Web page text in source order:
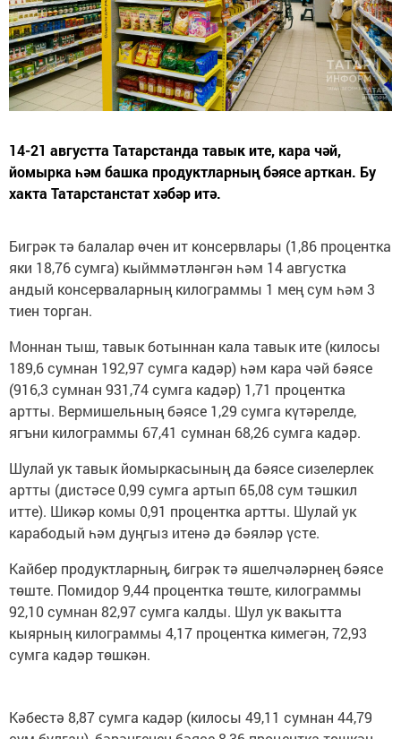
14-21 августта Татарстанда тавык ите, кара чәй,
йомырка һәм башка продуктларның бәясе арткан. Бу
хакта Татарстанстат хәбәр итә.
Бигрәк тә балалар өчен ит консервлары (1,86 процентка
яки 18,76 сумга) кыйммәтләнгән һәм 14 августка
андый консерваларның килограммы 1 мең сум һәм 3
тиен торган.
Моннан тыш, тавык ботыннан кала тавык ите (килосы
189,6 сумнан 192,97 сумга кадәр) һәм кара чәй бәясе
(916,3 сумнан 931,74 сумга кадәр) 1,71 процентка
артты. Вермишельның бәясе 1,29 сумга күтәрелде,
ягъни килограммы 67,41 сумнан 68,26 сумга кадәр.
Шулай ук тавык йомыркасының да бәясе сизелерлек
артты (дистәсе 0,99 сумга артып 65,08 сум тәшкил
итте). Шикәр комы 0,91 процентка артты. Шулай ук
карабодый һәм дуңгыз итенә дә бәяләр үсте.
Кайбер продуктларның, бигрәк тә яшелчәләрнең бәясе
төште. Помидор 9,44 процентка төште, килограммы
92,10 сумнан 82,97 сумга калды. Шул ук вакытта
кыярның килограммы 4,17 процентка кимегән, 72,93
сумга кадәр төшкән.
Кәбестә 8,87 сумга кадәр (килосы 49,11 сумнан 44,79